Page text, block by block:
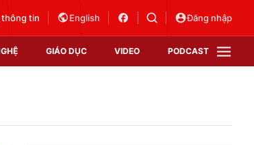
tin English Đăng nhập
GIÁO DỤC VIDEO PODCAST
VTV Sức khoẻ